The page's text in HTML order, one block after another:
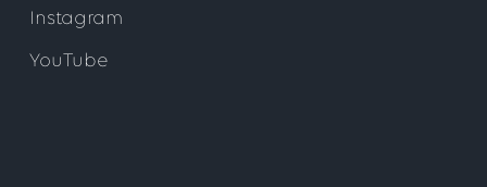
Instagram
YouTube